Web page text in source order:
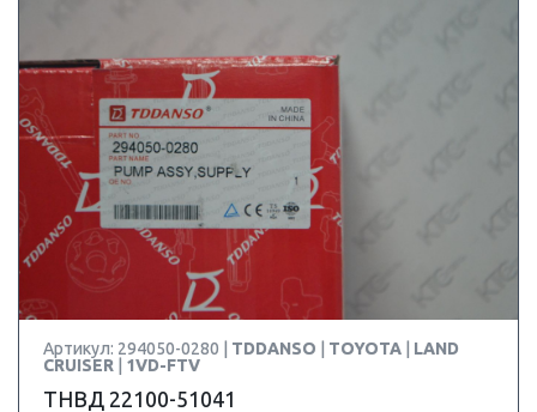
Артикул: 294050-0280 | TDDANSO TOYOTA
LAND
CRUISER
1VD-FTV
ТНВД 22100-51041